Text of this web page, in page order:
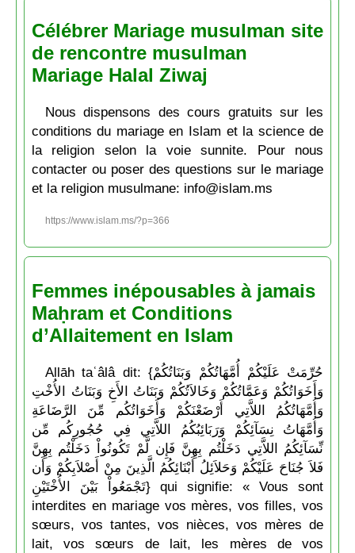
Célébrer Mariage musulman site
de rencontre musulman
Mariage Halal Ziwaj
Nous dispensons des cours gratuits sur les
conditions du mariage en Islam et la science de
la religion selon la voie sunnite. Pour nous
contacter ou poser des questions sur le mariage
et la religion musulmane: info@islam.ms
https://www.islam.ms/?p=366
Femmes inépousables à jamais
Maḥram et Conditions
d’Allaitement en Islam
Allāh taʿâlâ dit: {حُرِّمَتْ عَلَيْكُمْ أُمَّهَاتُكُمْ وَبَنَاتُكُمْ
وَأَخَوَاتُكُمْ وَعَمَّاتُكُمْ وَخَالاَتُكُمْ وَبَنَاتُ الأَخِ وَبَنَاتُ الأُخْتِ
وَأُمَّهَاتُكُمُ اللاَّتِي أَرْضَعْنَكُمْ وَأَخَوَاتُكُم مِّنَ الرَّضَاعَةِ
وَأُمَّهَاتُ نِسَآئِكُمْ وَرَبَائِبُكُمُ اللاَّتِي فِي حُجُورِكُم مِّن
نِّسَآئِكُمُ اللاَّتِي دَخَلْتُم بِهِنَّ فَإِن لَّمْ تَكُونُواْ دَخَلْتُم بِهِنَّ
فَلاَ جُنَاحَ عَلَيْكُمْ وَحَلاَئِلُ أَبْنَائِكُمُ الَّذِينَ مِنْ أَصْلاَبِكُمْ وَأَن
تَجْمَعُواْ بَيْنَ الأُخْتَيْنِ} qui signifie: « Vous sont
interdites en mariage vos mères, vos filles, vos
sœurs, vos tantes, vos nièces, vos mères de
lait, vos sœurs de lait, les mères de vos